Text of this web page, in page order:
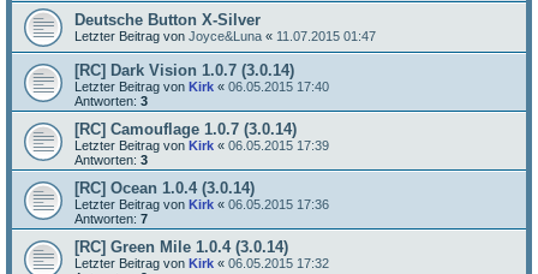
Deutsche Button X-Silver
Letzter Beitrag von Joyce&Luna « 11.07.2015 01:47
[RC] Dark Vision 1.0.7 (3.0.14)
Letzter Beitrag von Kirk « 06.05.2015 17:40
Antworten: 3
[RC] Camouflage 1.0.7 (3.0.14)
Letzter Beitrag von Kirk « 06.05.2015 17:39
Antworten: 3
[RC] Ocean 1.0.4 (3.0.14)
Letzter Beitrag von Kirk « 06.05.2015 17:36
Antworten: 7
[RC] Green Mile 1.0.4 (3.0.14)
Letzter Beitrag von Kirk « 06.05.2015 17:32